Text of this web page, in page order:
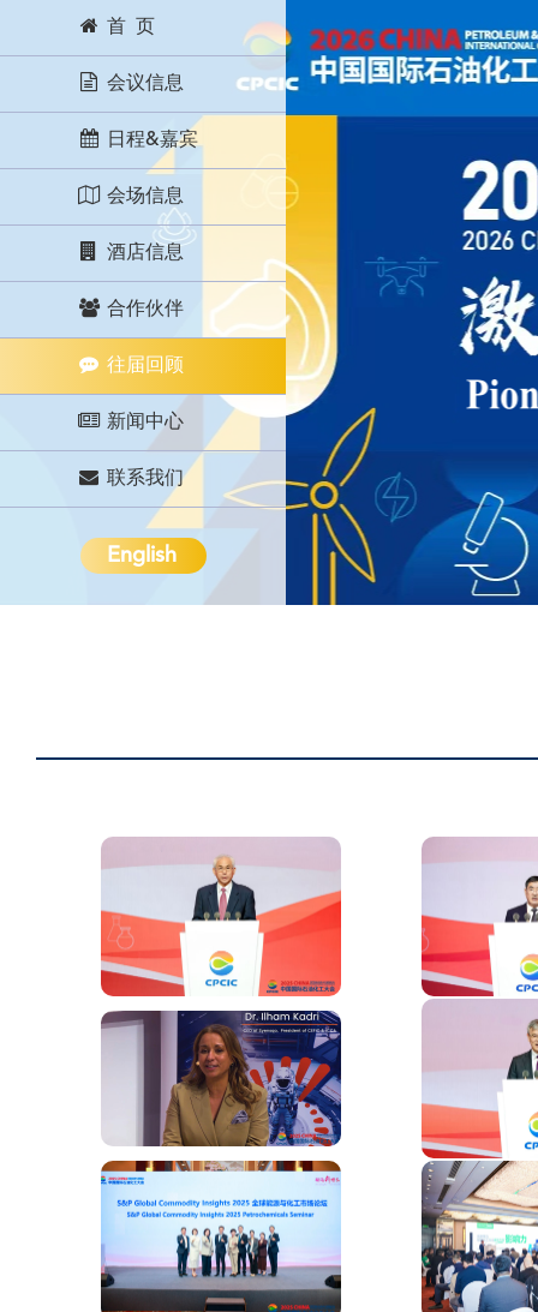
首 页
会议信息
日程&嘉宾
会场信息
酒店信息
合作伙伴
往届回顾
新闻中心
联系我们
English